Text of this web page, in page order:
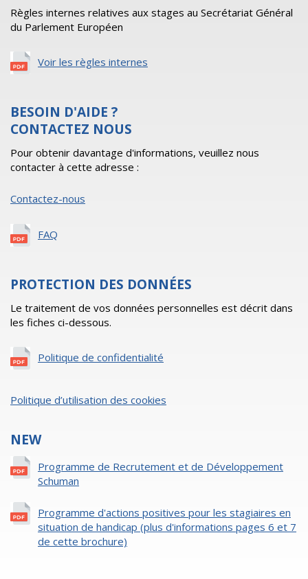
Règles internes relatives aux stages au Secrétariat Général
du Parlement Européen
Voir les règles internes
BESOIN D'AIDE ?
CONTACTEZ NOUS
Pour obtenir davantage d'informations, veuillez nous
contacter à cette adresse :
Contactez-nous
FAQ
PROTECTION DES DONNÉES
Le traitement de vos données personnelles est décrit dans
les fiches ci-dessous.
Politique de confidentialité
Politique d’utilisation des cookies
NEW
Programme de Recrutement et de Développement
Schuman
Programme d'actions positives pour les stagiaires en
situation de handicap (plus d'informations pages 6 et 7
de cette brochure)